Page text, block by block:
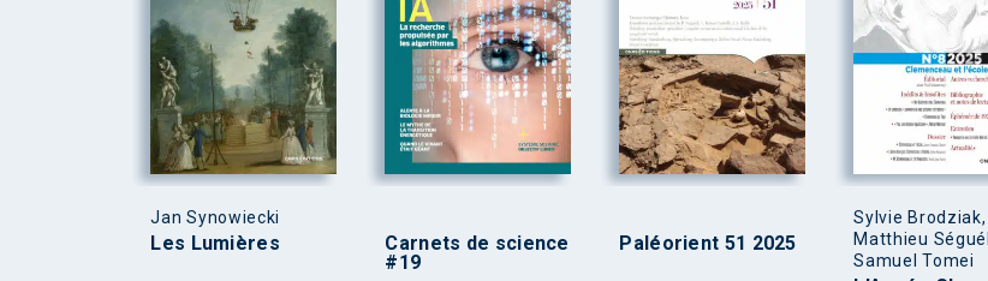
Jan Synowiecki
Les Lumières
Carnets de science
#19
Paléorient 51 2025
Sylvie Brodziak,
Matthieu
Samuel Tomei